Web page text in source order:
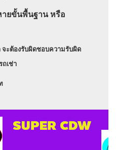
ายขั้นพื้นฐาน หรือ
จะต้องรับผิดชอบความรับผิด
เช่า